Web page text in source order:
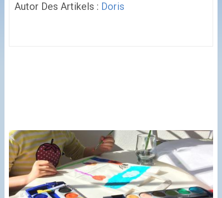
Autor Des Artikels : Doris